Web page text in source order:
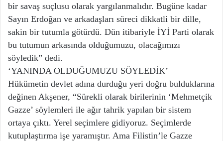
bir savaş suçlusu olarak yargılanmalıdır. Bugüne kadar
Sayın Erdoğan ve arkadaşları süreci dikkatli bir dille,
sakin bir tutumla götürdü. Dün itibariyle İYİ Parti olarak
bu tutumun arkasında olduğumuzu, olacağımızı
söyledik” dedi.
‘YANINDA OLDUĞUMUZU SÖYLEDİK’
Hükümetin devlet adına durduğu yeri doğru bulduklarına
değinen Akşener, “Sürekli olarak birilerinin ‘Mehmetçik
Gazze’ söylemleri ile ağır tahrik yapılan bir sistem
ortaya çıktı. Yerel seçimlere gidiyoruz. Seçimlerde
kutuplaştırma işe yaramıştır. Ama Filistin’le Gazze